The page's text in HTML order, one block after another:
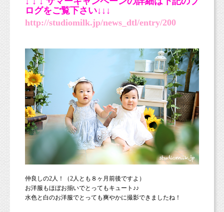
ログをご覧下さい↓↓↓
http://studiomilk.jp/news_dtl/entry/200
仲良しの2人！（2人とも８ヶ月前後ですよ）
お洋服もほぼお揃いでとってもキュート♪♪
水色と白のお洋服でとっても爽やかに撮影できましたね！